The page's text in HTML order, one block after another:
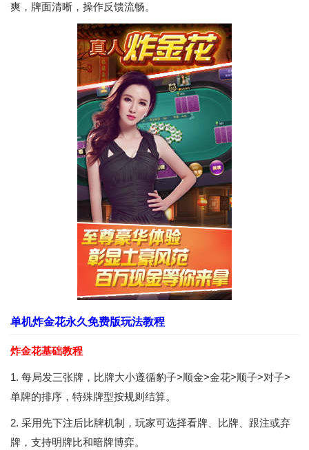
爽，牌面清晰，操作反馈流畅。
单机炸金花永久免费版玩法教程
炸金花基础教程
1. 每局发三张牌，比牌大小遵循豹子>顺金>金花>顺子>对子>
单牌的排序，特殊牌型按规则结算。
2. 采用先下注后比牌机制，玩家可选择看牌、比牌、跟注或弃
牌，支持明牌比和暗牌博弈。